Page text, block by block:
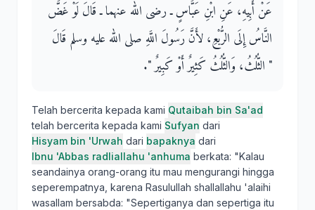
عَنْ أَبِيهِ، عَنِ ابْنِ عَبَّاسٍ ـ رضى الله عنهما ـ قَالَ لَوْ غَضَّ
النَّاسُ إِلَى الرُّبْعِ، لأَنَّ رَسُولَ اللَّهِ صلى الله عليه وسلم قَالَ ‏
"‏ الثُّلُثُ، وَالثُّلُثُ كَثِيرٌ أَوْ كَبِيرٌ ‏"‏‏.‏
Telah bercerita kepada kami Qutaibah bin Sa'ad
telah bercerita kepada kami Sufyan dari
Hisyam bin 'Urwah dari bapaknya dari
Ibnu 'Abbas radliallahu 'anhuma berkata: "Kalau
seandainya orang-orang itu mau mengurangi hingga
seperempatnya, karena Rasulullah shallallahu 'alaihi
wasallam bersabda: "Sepertiganya dan sepertiga itu